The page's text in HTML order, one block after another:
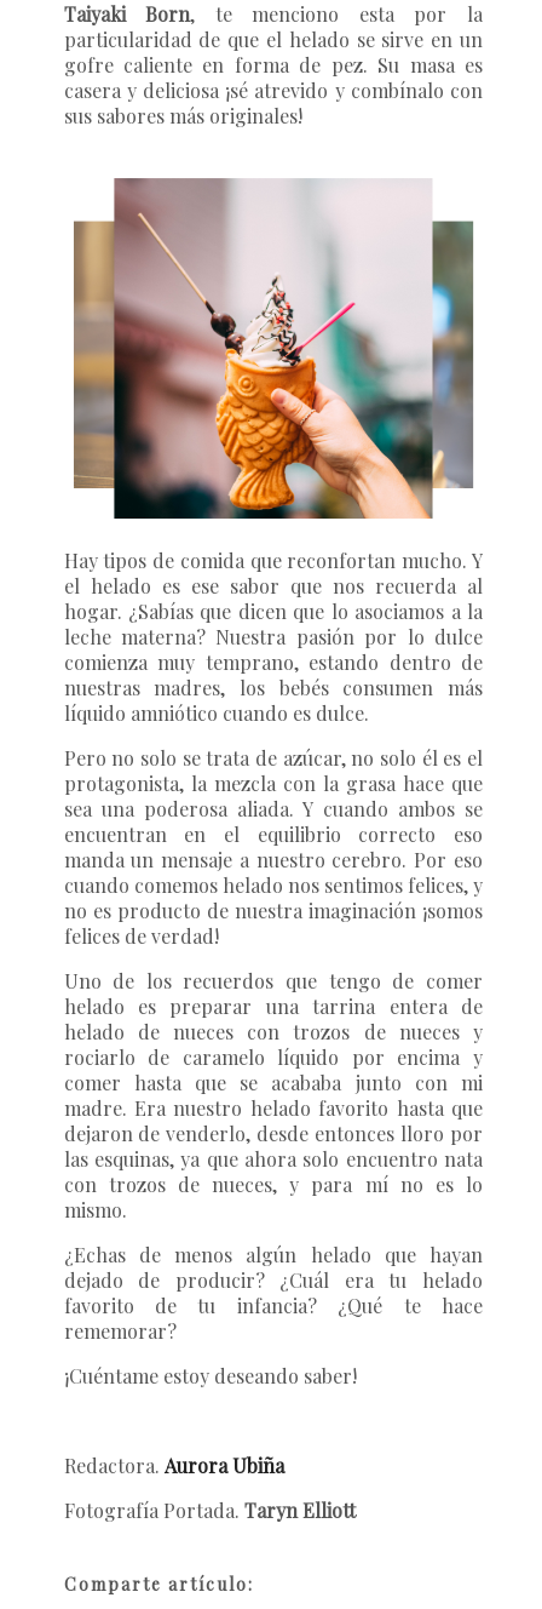
Taiyaki Born, te menciono esta por la
particularidad de que el helado se sirve en un
gofre caliente en forma de pez. Su masa es
casera y deliciosa ¡sé atrevido y combínalo con
sus sabores más originales!
Hay tipos de comida que reconfortan mucho. Y
el helado es ese sabor que nos recuerda al
hogar. ¿Sabías que dicen que lo asociamos a la
leche materna? Nuestra pasión por lo dulce
comienza muy temprano, estando dentro de
nuestras madres, los bebés consumen más
líquido amniótico cuando es dulce.
Pero no solo se trata de azúcar, no solo él es el
protagonista, la mezcla con la grasa hace que
sea una poderosa aliada. Y cuando ambos se
encuentran en el equilibrio correcto eso
manda un mensaje a nuestro cerebro. Por eso
cuando comemos helado nos sentimos felices, y
no es producto de nuestra imaginación ¡somos
felices de verdad!
Uno de los recuerdos que tengo de comer
helado es preparar una tarrina entera de
helado de nueces con trozos de nueces y
rociarlo de caramelo líquido por encima y
comer hasta que se acababa junto con mi
madre. Era nuestro helado favorito hasta que
dejaron de venderlo, desde entonces lloro por
las esquinas, ya que ahora solo encuentro nata
con trozos de nueces, y para mí no es lo
mismo.
¿Echas de menos algún helado que hayan
dejado de producir? ¿Cuál era tu helado
favorito de tu infancia? ¿Qué te hace
rememorar?
¡Cuéntame estoy deseando saber!
Redactora. Aurora Ubiña
Fotografía Portada. Taryn Elliott
Comparte artículo: